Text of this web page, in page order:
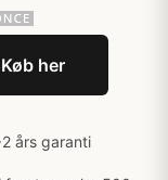
Køb her
års garanti